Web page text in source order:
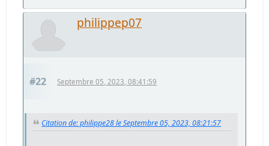
philippep07
#22 Septembre 05, 2023, 08:41:59
Citation de: philippe28 le Septembre 05, 2023, 08:21:57